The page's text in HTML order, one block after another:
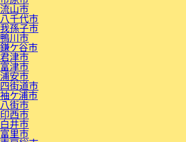
流山市
八千代市
我孫子市
鴨川市
鎌ケ谷市
君津市
富津市
浦安市
四街道市
袖ケ浦市
八街市
印西市
白井市
富里市